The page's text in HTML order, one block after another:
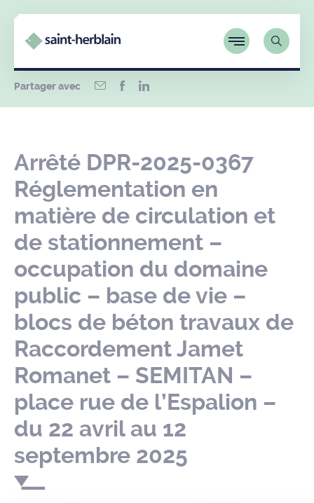
Partager avec
Arrêté DPR-2025-0367
Réglementation en
matière de circulation et
de stationnement –
occupation du domaine
public – base de vie –
blocs de béton travaux de
Raccordement Jamet
Romanet – SEMITAN –
place rue de l’Espalion –
du 22 avril au 12
septembre 2025